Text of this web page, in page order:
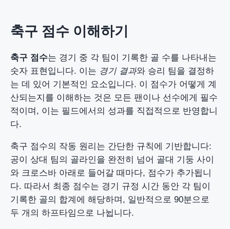
축구 점수 이해하기
축구 점수는 경기 중 각 팀이 기록한 골 수를 나타내는
숫자 표현입니다. 이는 경기 결과와 승리 팀을 결정하
는 데 있어 기본적인 요소입니다. 이 점수가 어떻게 계
산되는지를 이해하는 것은 모든 팬이나 선수에게 필수
적이며, 이는 필드에서의 성과를 직접적으로 반영합니
다.
축구 점수의 작동 원리는 간단한 규칙에 기반합니다:
공이 상대 팀의 골라인을 완전히 넘어 골대 기둥 사이
와 크로스바 아래로 들어갈 때마다, 점수가 추가됩니
다. 따라서 최종 점수는 경기 규정 시간 동안 각 팀이
기록한 골의 합계에 해당하며, 일반적으로 90분으로
두 개의 하프타임으로 나뉩니다.